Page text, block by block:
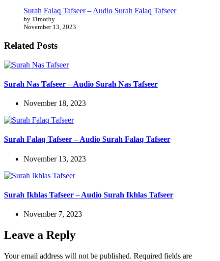
Surah Falaq Tafseer – Audio Surah Falaq Tafseer
by Timothy
November 13, 2023
Related Posts
Surah Nas Tafseer – Audio Surah Nas Tafseer
November 18, 2023
Surah Falaq Tafseer – Audio Surah Falaq Tafseer
November 13, 2023
Surah Ikhlas Tafseer – Audio Surah Ikhlas Tafseer
November 7, 2023
Leave a Reply
Your email address will not be published. Required fields are